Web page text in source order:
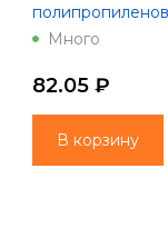
шнура 10" 20
Много
82.05 ₽
В корзину